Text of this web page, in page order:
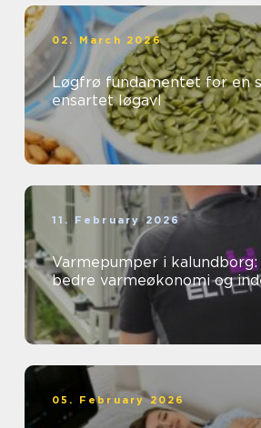
02. March 2026
Løgfrø fundamentet for en sund og
ensartet løgavl
11. February 2026
Varmepumper i kalundborg:
bedre varmeøkonomi og
05. February 2026